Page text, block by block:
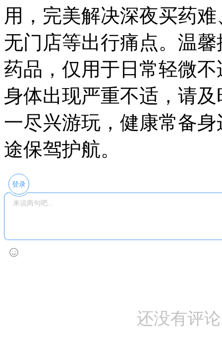
用，完美解决深夜买药
无门店等出行痛点。温
药品，仅用于日常轻微
身体出现严重不适，请
一尽兴游玩，健康常备
途保驾护航。
登录
还没有评